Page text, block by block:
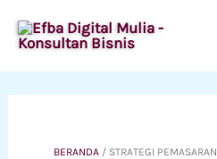
ke
BERANDA / STRATEGI PEMASARAN